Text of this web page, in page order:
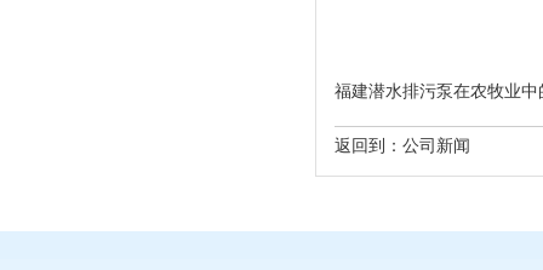
福建潜水排污泵在农牧业
返回到： 公司新闻